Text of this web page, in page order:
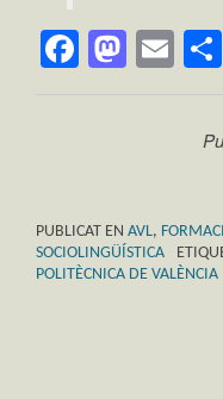
Facebook
PUBLICAT EN AVL,
SOCIOLINGÜÍSTICA
POLITÈCNICA DE VALÈNCIA